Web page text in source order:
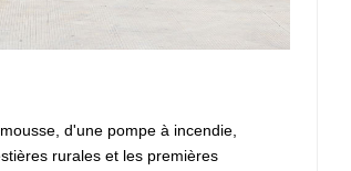
d'une pompe à incendie,
rurales et les premières